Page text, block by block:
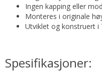
Ingen kapping eller
Monteres i originale
Utviklet og konstruert i
Spesifikasjoner: